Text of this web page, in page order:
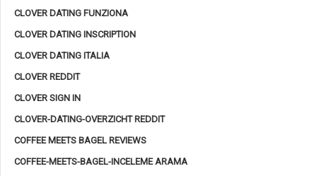
CLOVER DATING FUNZIONA
CLOVER DATING INSCRIPTION
CLOVER DATING ITALIA
CLOVER REDDIT
CLOVER SIGN IN
CLOVER-DATING-OVERZICHT REDDIT
COFFEE MEETS BAGEL REVIEWS
COFFEE-MEETS-BAGEL-INCELEME ARAMA